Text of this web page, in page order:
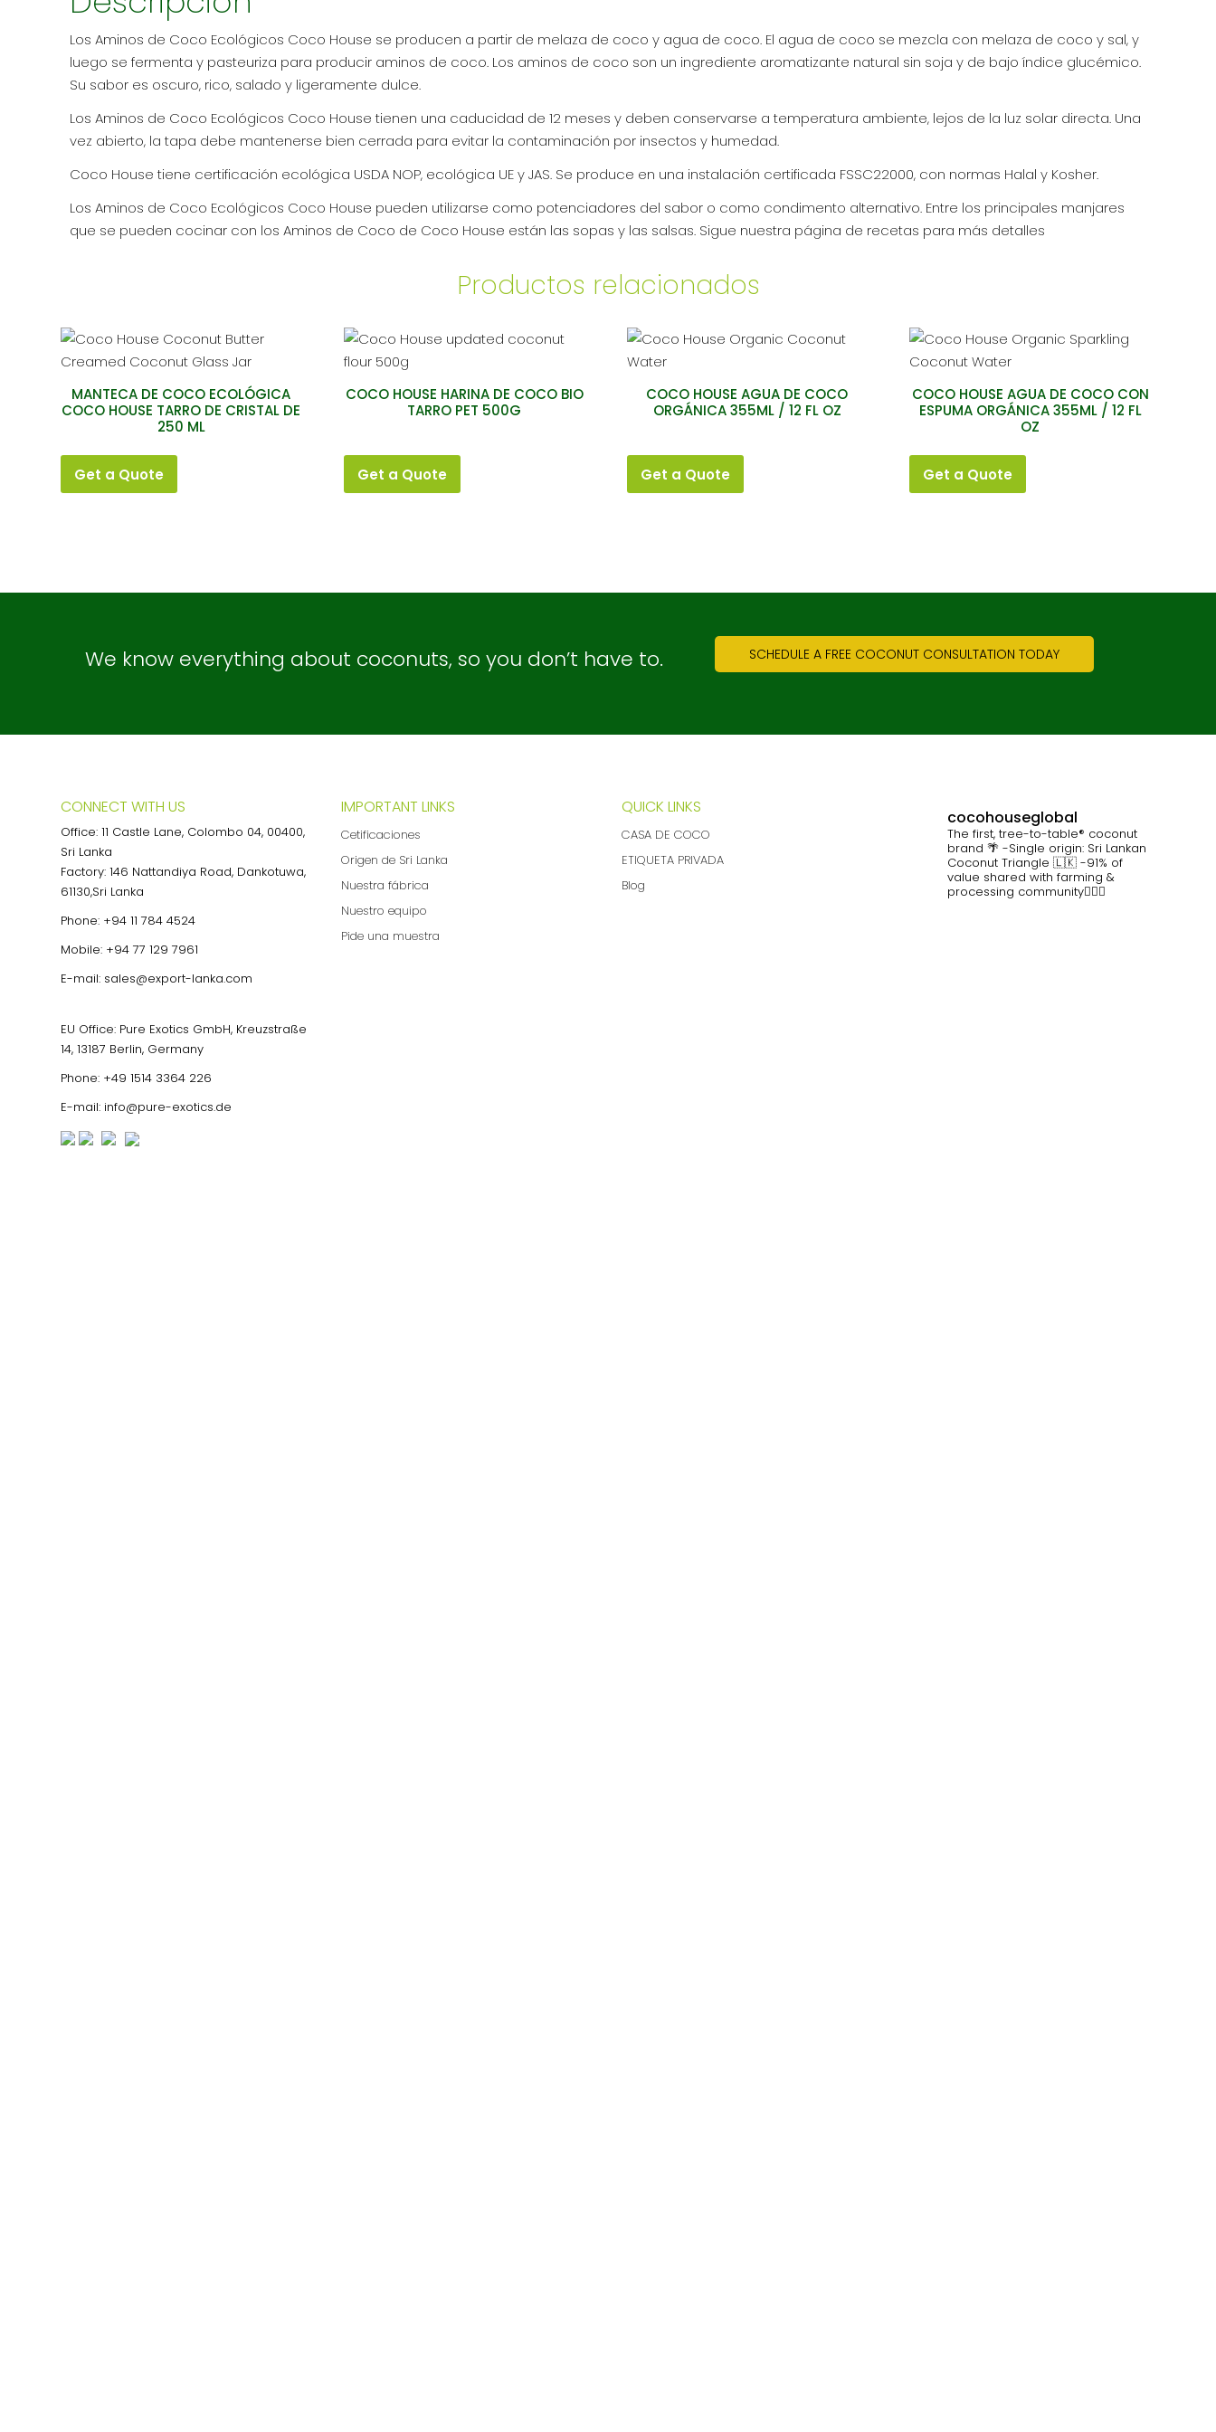
cantidad
Los Aminos de Coco Ecológicos Coco House se producen a partir de melaza de coco y agua de coco. El agua de coco se mezcla con melaza de coco y sal, y
luego se fermenta y pasteuriza para producir aminos de coco. Los aminos de coco son un ingrediente aromatizante natural sin soja y de bajo índice glucémico.
Su sabor es oscuro, rico, salado y ligeramente dulce.
Los Aminos de Coco Ecológicos Coco House tienen una caducidad de 12 meses y deben conservarse a temperatura ambiente, lejos de la luz solar directa. Una
vez abierto, la tapa debe mantenerse bien cerrada para evitar la contaminación por insectos y humedad.
Coco House tiene certificación ecológica USDA NOP, ecológica UE y JAS. Se produce en una instalación certificada FSSC22000, con normas Halal y Kosher.
Los Aminos de Coco Ecológicos Coco House pueden utilizarse como potenciadores del sabor o como condimento alternativo. Entre los principales manjares
que se pueden cocinar con los Aminos de Coco de Coco House están las sopas y las salsas. Sigue nuestra página de recetas para más detalles
Productos relacionados
MANTECA DE COCO ECOLÓGICA
COCO HOUSE TARRO DE CRISTAL DE
250 ML
Get a Quote
COCO HOUSE HARINA DE COCO BIO
TARRO PET 500G
Get a Quote
COCO HOUSE AGUA DE COCO
ORGÁNICA 355ML / 12 FL OZ
Get a Quote
COCO HOUSE AGUA DE COCO CON
ESPUMA ORGÁNICA 355ML / 12 FL
OZ
Get a Quote
We know everything about coconuts, so you don’t have to. SCHEDULE A FREE COCONUT CONSULTATION TODAY
CONNECT WITH US
Office: 11 Castle Lane, Colombo 04, 00400,
Sri Lanka
Factory: 146 Nattandiya Road, Dankotuwa,
61130,Sri Lanka
Phone: +94 11 784 4524
Mobile: +94 77 129 7961
E-mail: sales@export-lanka.com
EU Office: Pure Exotics GmbH, Kreuzstraße
14, 13187 Berlin, Germany
Phone: +49 1514 3364 226
E-mail: info@pure-exotics.de
IMPORTANT LINKS
Cetificaciones
Origen de Sri Lanka
Nuestra fábrica
Nuestro equipo
Pide una muestra
QUICK LINKS
CASA DE COCO
ETIQUETA PRIVADA
Blog
cocohouseglobal
The first, tree-to-table® coconut
brand 🌴 -Single origin: Sri Lankan
Coconut Triangle 🇱🇰 -91% of
value shared with farming &
processing community👷🏽‍♀️